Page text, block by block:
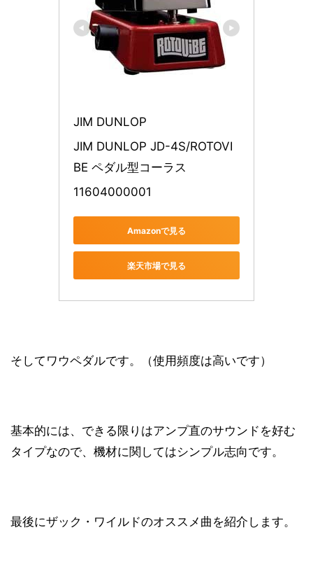
JIM DUNLOP
JIM DUNLOP JD-4S/ROTOVI
BE ペダル型コーラス
11604000001
Amazonで見る
楽天市場で見る
そしてワウペダルです。（使用頻度は高いです）
基本的には、できる限りはアンプ直のサウンドを好む
タイプなので、機材に関してはシンプル志向です。
最後にザック・ワイルドのオススメ曲を紹介します。